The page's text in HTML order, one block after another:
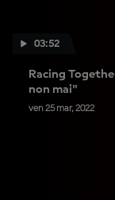
03:52
Racing
non mai"
ven 25 mar, 2022